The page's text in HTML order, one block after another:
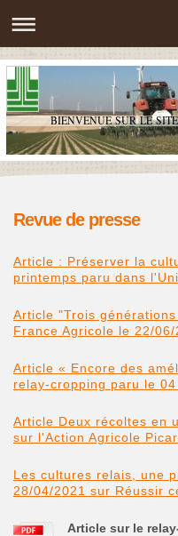
BIENVENUE SUR LE
Revue de presse
Article : Préserver la
printemps paru dans
Article "Trois
France Agricole le 22/06/
Article « Encore des
relay-cropping paru le
Article Deux récoltes en
sur l'Action Agricole
Les cultures relais, une
28/04/2021 sur Réussir
Article sur le